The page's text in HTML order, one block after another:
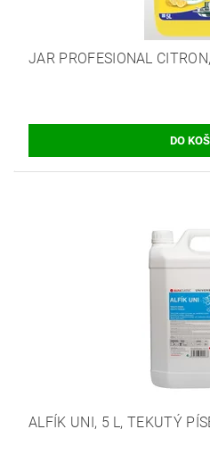
JAR PROFESIONAL
ALFÍK UNI, 5 L, TEKUTÝ